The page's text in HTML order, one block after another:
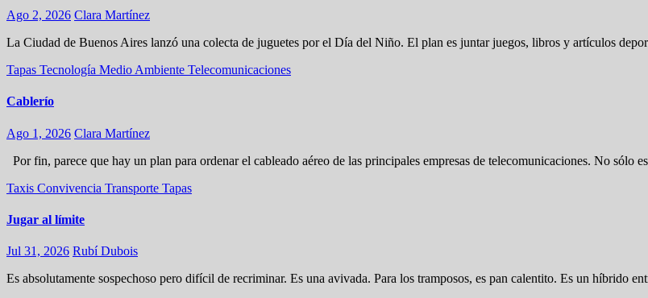
Ago 2, 2026 Clara Martínez
La Ciudad de Buenos Aires lanzó una colecta de juguetes por el Día del Niño. El plan es juntar juegos, libros y artículos
Tapas Tecnología Medio Ambiente Telecomunicaciones
Cablerío
Ago 1, 2026 Clara Martínez
Por fin, parece que hay un plan para ordenar el cableado aéreo de las principales empresas de telecomunicaciones. No
Taxis Convivencia Transporte Tapas
Jugar al límite
Jul 31, 2026 Rubí Dubois
Es absolutamente sospechoso pero difícil de recriminar. Es una avivada. Para los tramposos, es pan calentito. Es un híbrido